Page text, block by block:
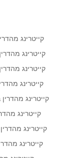
קייטרינג
קייטרינג
קייטרינג
קייטרינג
קייטרינג
קייטרינג
קייטרינג
קייטרינג